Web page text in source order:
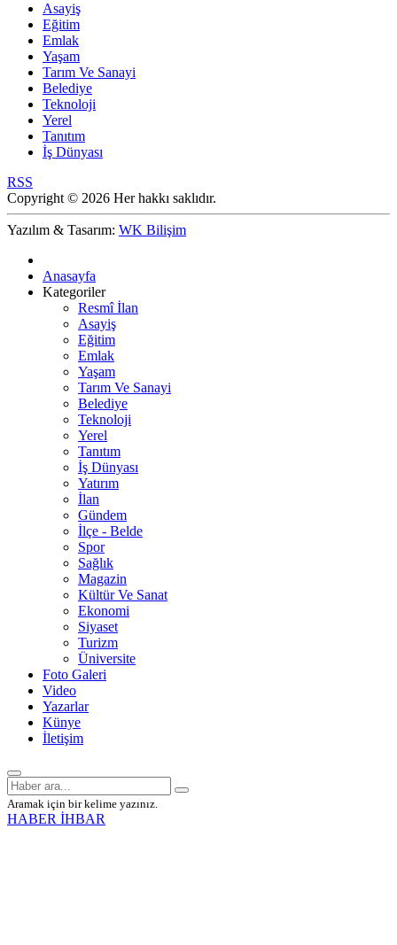
Asayiş
Eğitim
Emlak
Yaşam
Tarım Ve Sanayi
Belediye
Teknoloji
Yerel
Tanıtım
İş Dünyası
RSS
Copyright © 2026 Her hakkı saklıdır.
Yazılım & Tasarım: WK Bilişim
Anasayfa
Kategoriler
Resmî İlan
Asayiş
Eğitim
Emlak
Yaşam
Tarım Ve Sanayi
Belediye
Teknoloji
Yerel
Tanıtım
İş Dünyası
Yatırım
İlan
Gündem
İlçe - Belde
Spor
Sağlık
Magazin
Kültür Ve Sanat
Ekonomi
Siyaset
Turizm
Üniversite
Foto Galeri
Video
Yazarlar
Künye
İletişim
Aramak için bir kelime yazınız.
HABER İHBAR